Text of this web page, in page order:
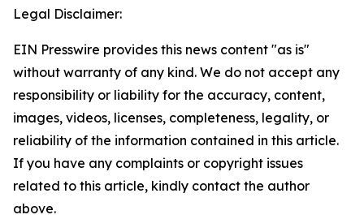
Legal Disclaimer:
EIN Presswire provides this news content "as is"
without warranty of any kind. We do not accept any
responsibility or liability for the accuracy, content,
images, videos, licenses, completeness, legality, or
reliability of the information contained in this article.
If you have any complaints or copyright issues
related to this article, kindly contact the author
above.